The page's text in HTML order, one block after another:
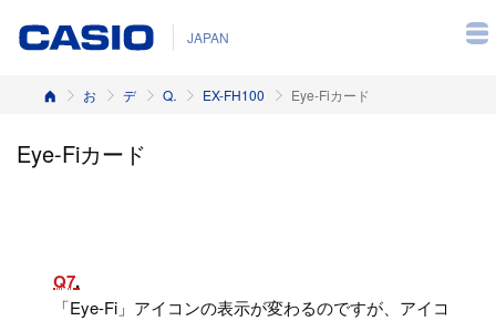
JAPAN
ホーム お客様サポート デジタルカメラ Q&A（よくある質問と答え） EX-FH100 Eye-Fiカード
Eye-Fiカード
Q7
「Eye-Fi」アイコンの表示が変わるのですが、アイコ